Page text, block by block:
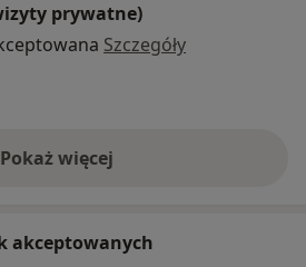
prywatne)
Szczegóły
Pokaż więcej
o adresie
akceptowanych